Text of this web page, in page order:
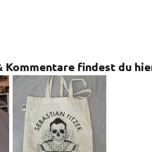
findest du